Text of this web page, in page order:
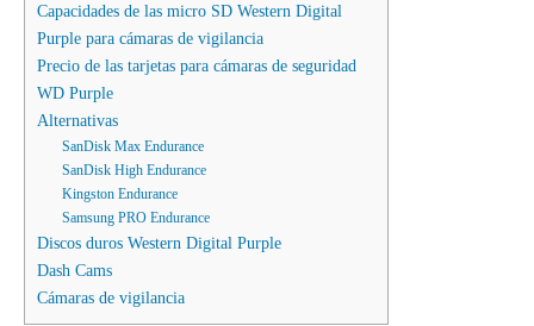
Capacidades de las micro SD Western Digital
Purple para cámaras de vigilancia
Precio de las tarjetas para cámaras de seguridad
WD Purple
Alternativas
SanDisk Max Endurance
SanDisk High Endurance
Kingston Endurance
Samsung PRO Endurance
Discos duros Western Digital Purple
Dash Cams
Cámaras de vigilancia